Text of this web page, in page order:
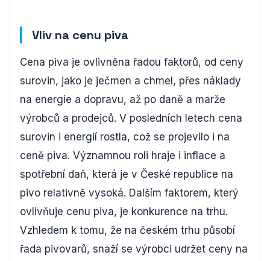
Vliv na cenu piva
Cena piva je ovlivněna řadou faktorů, od ceny
surovin, jako je ječmen a chmel, přes náklady
na energie a dopravu, až po daně a marže
výrobců a prodejců. V posledních letech cena
surovin i energií rostla, což se projevilo i na
ceně piva. Významnou roli hraje i inflace a
spotřební daň, která je v České republice na
pivo relativně vysoká. Dalším faktorem, který
ovlivňuje cenu piva, je konkurence na trhu.
Vzhledem k tomu, že na českém trhu působí
řada pivovarů, snaží se výrobci udržet ceny na